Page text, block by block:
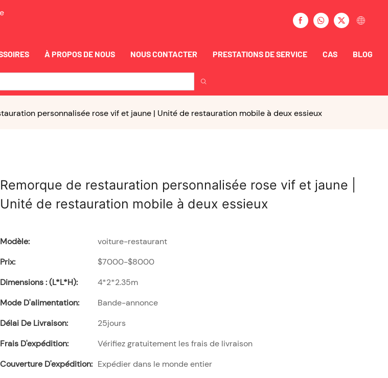
À PROPOS DE NOUS NOUS CONTACTER PRESTATIONS DE SERVICE CAS BLOG
personnalisée rose vif et jaune | Unité de restauration mobile à deux essieux
Remorque de restauration personnalisée rose vif et jaune |
Unité de restauration mobile à deux essieux
Modèle:
voiture-restaurant
Prix:
$7000-$8000
Dimensions : (L*l*H):
4*2*2.35m
Mode D'alimentation:
Bande-annonce
Délai De Livraison:
25jours
Frais D'expédition:
Vérifiez gratuitement les frais de livraison
Couverture D'expédition: Expédier dans le monde entier